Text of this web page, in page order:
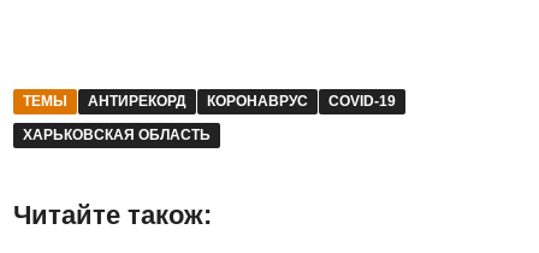
ТЕМЫ АНТИРЕКОРД КОРОНАВРУС
СOVID-19
ХАРЬКОВСКАЯ ОБЛАСТЬ
Читайте також: